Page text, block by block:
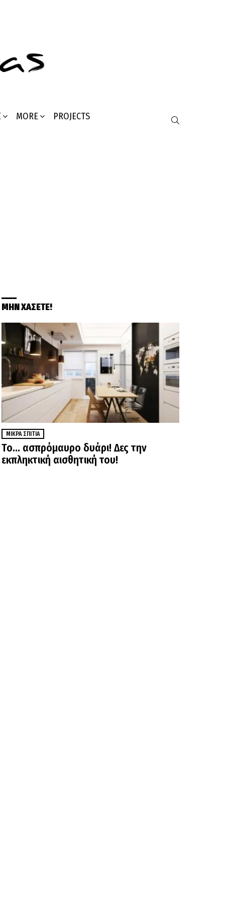
MORE PROJECTS
ΜΗΝ ΧΑΣΕΤΕ!
ΜΙΚΡΆ ΣΠΊΤΙΑ
Το… ασπρόμαυρο δυάρι! Δες την
εκπληκτική αισθητική του!